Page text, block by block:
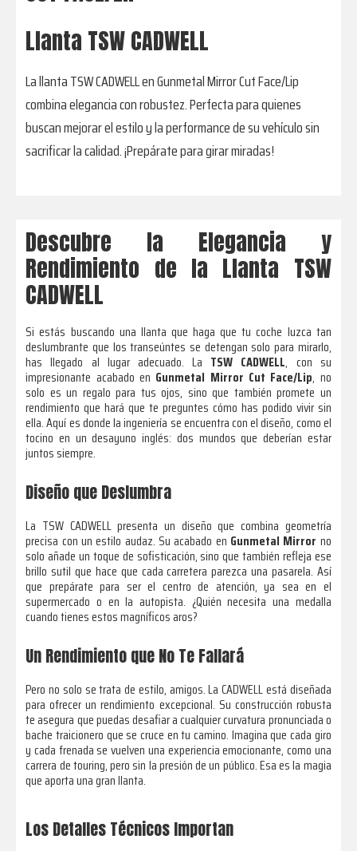
Llanta TSW CADWELL
La llanta TSW CADWELL en Gunmetal Mirror Cut Face/Lip
combina elegancia con robustez. Perfecta para quienes
buscan mejorar el estilo y la performance de su vehículo sin
sacrificar la calidad. ¡Prepárate para girar miradas!
Descubre la Elegancia y
Rendimiento de la Llanta TSW
CADWELL
Si estás buscando una llanta que haga que tu coche luzca tan
deslumbrante que los transeúntes se detengan solo para mirarlo,
has llegado al lugar adecuado. La TSW CADWELL, con su
impresionante acabado en Gunmetal Mirror Cut Face/Lip, no
solo es un regalo para tus ojos, sino que también promete un
rendimiento que hará que te preguntes cómo has podido vivir sin
ella. Aquí es donde la ingeniería se encuentra con el diseño, como el
tocino en un desayuno inglés: dos mundos que deberían estar
juntos siempre.
Diseño que Deslumbra
La TSW CADWELL presenta un diseño que combina geometría
precisa con un estilo audaz. Su acabado en Gunmetal Mirror no
solo añade un toque de sofisticación, sino que también refleja ese
brillo sutil que hace que cada carretera parezca una pasarela. Así
que prepárate para ser el centro de atención, ya sea en el
supermercado o en la autopista. ¿Quién necesita una medalla
cuando tienes estos magníficos aros?
Un Rendimiento que No Te Fallará
Pero no solo se trata de estilo, amigos. La CADWELL está diseñada
para ofrecer un rendimiento excepcional. Su construcción robusta
te asegura que puedas desafiar a cualquier curvatura pronunciada o
bache traicionero que se cruce en tu camino. Imagina que cada giro
y cada frenada se vuelven una experiencia emocionante, como una
carrera de touring, pero sin la presión de un público. Esa es la magia
que aporta una gran llanta.
Los Detalles Técnicos Importan